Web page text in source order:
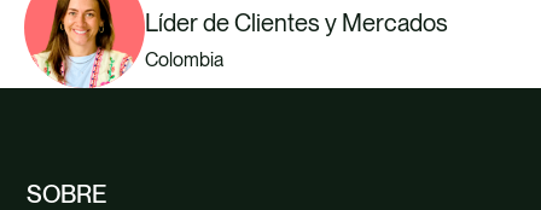
Líder de Clientes y Mercados
Colombia
SOBRE